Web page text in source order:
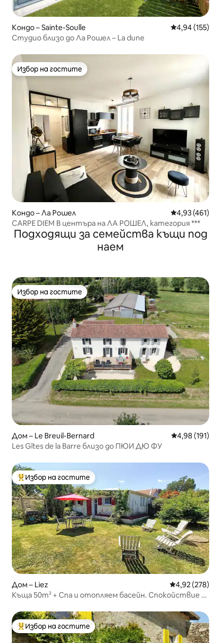
Кондо – Sainte-Soulle Средна
4,94 (155)
Студио близо до Ла Рошел – La dune
Избор на гостите
Избор на гостите
Кондо – Ла Рошел Средна
4,93 (461)
CARPE DIEM В центъра на ЛА РОШЕЛ, категория ***
Подходящи за семейства къщи под
наем
Избор на гостите
Избор на гостите
Дом – Le Breuil-Bernard Средна
4,98 (191)
Les Gîtes de la Barre близо до ПЮИ ДЮ ФУ
Най-популярен избор на гостите
Избор на гостите
Дом – Liez Средна
4,92 (278)
Къща 50m² + Спа и отопляем басейн. Спокойствие и
Най-популярен избор на гостите
Избор на гостите